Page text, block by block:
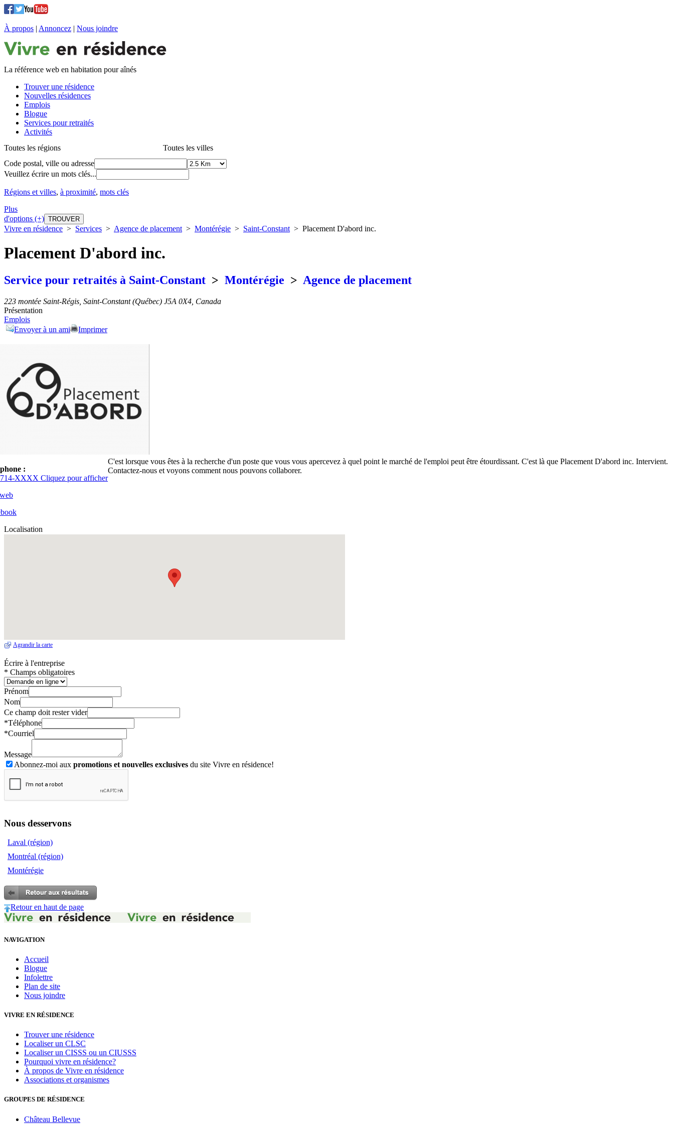
À propos | Annoncez | Nous joindre
La référence web en habitation pour aînés
Trouver une résidence
Nouvelles résidences
Emplois
Blogue
Services pour retraités
Activités
Toutes les régions
Toutes les villes
Code postal, ville ou adresse
Veuillez écrire un mots clés...
Régions et villes, à proximité, mots clés
Plus
d'options (+)
Vivre en résidence > Services > Agence de placement > Montérégie > Saint-Constant > Placement D'abord inc.
Placement D'abord inc.
Service pour retraités à Saint-Constant > Montérégie > Agence de placement
223 montée Saint-Régis, Saint-Constant (Québec) J5A 0X4, Canada
Présentation
Emplois
Envoyer à un ami
Imprimer
:
XXXX Cliquez pour afficher
C'est lorsque vous êtes à la recherche d'un poste que vous vous apercevez à quel point le marché de l'emploi peut être étourdissant. C'est là que Placement D'abord inc. Intervient.
Contactez-nous et voyons comment nous pouvons collaborer.
Localisation
Agrandir la carte
Écrire à l'entreprise
* Champs obligatoires
Prénom
Nom
Ce champ doit rester vider
*Téléphone
*Courriel
Message
Abonnez-moi aux promotions et nouvelles exclusives du site Vivre en résidence!
Nous desservons
Laval (région)
Montréal (région)
Montérégie
Retour en haut de page
NAVIGATION
Accueil
Blogue
Infolettre
Plan de site
Nous joindre
VIVRE EN RÉSIDENCE
Trouver une résidence
Localiser un CLSC
Localiser un CISSS ou un CIUSSS
Pourquoi vivre en résidence?
À propos de Vivre en résidence
Associations et organismes
GROUPES DE RÉSIDENCE
Château Bellevue